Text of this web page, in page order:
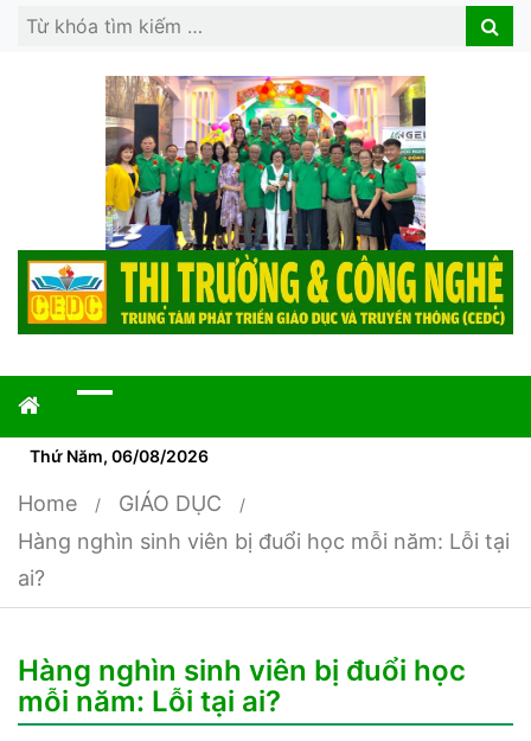
Search
Search
Thứ Năm, 06/08/2026
Home
GIÁO DỤC
Hàng nghìn sinh viên bị đuổi học mỗi năm: Lỗi tại
ai?
Hàng nghìn sinh viên bị đuổi học
mỗi năm: Lỗi tại ai?